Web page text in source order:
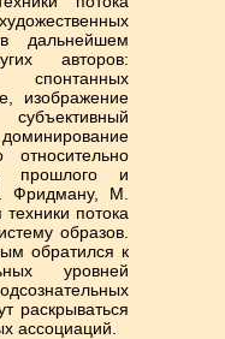
дальнейшем
авторов:
изображение
субъективный
относительно
прошлого и
Фридману, М.
потока
образов.
обратился к
уровней
раскрываться
ассоциаций.